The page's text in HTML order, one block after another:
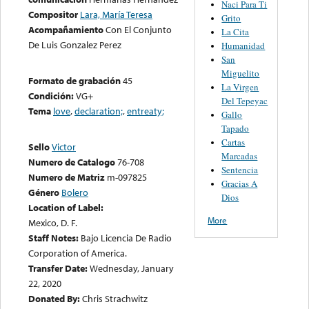
Compositor Lara, María Teresa
AcompañamientoCon El Conjunto
De Luis Gonzalez Perez
Formato de grabación45
Condición:VG+
Tema love,declaration;,entreaty;
SelloVictor
Numero de Catalogo76-708
Numero de Matriz m-097825
Género Bolero
Location of Label:
Mexico, D. F.
Staff Notes: Bajo Licencia De Radio
Corporation of America.
Transfer Date:Wednesday, January
22, 2020
Donated By:Chris Strachwitz
Naci Para Ti
Grito
La Cita
Humanidad
San
Miguelito
La Virgen
Del Tepeyac
Gallo
Tapado
Cartas
Marcadas
Sentencia
Gracias A
Dios
More